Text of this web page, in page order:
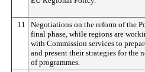
11
Negotiations on the reform of the
final phase, while regions are
with Commission services to
and present their strategies for the
of programmes.